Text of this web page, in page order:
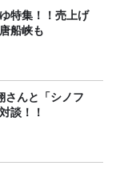
特集！！売上げ
船峡も
さんと「シノフ
談！！